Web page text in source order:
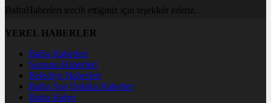
BafraHaberleri tercih ettiğiniz için teşekkür ederiz.
YEREL HABERLER
Bafra Haberleri
Samsun Haberleri
Belediye Haberleri
Bafra Son Dakika Haberler
Bafra Haber